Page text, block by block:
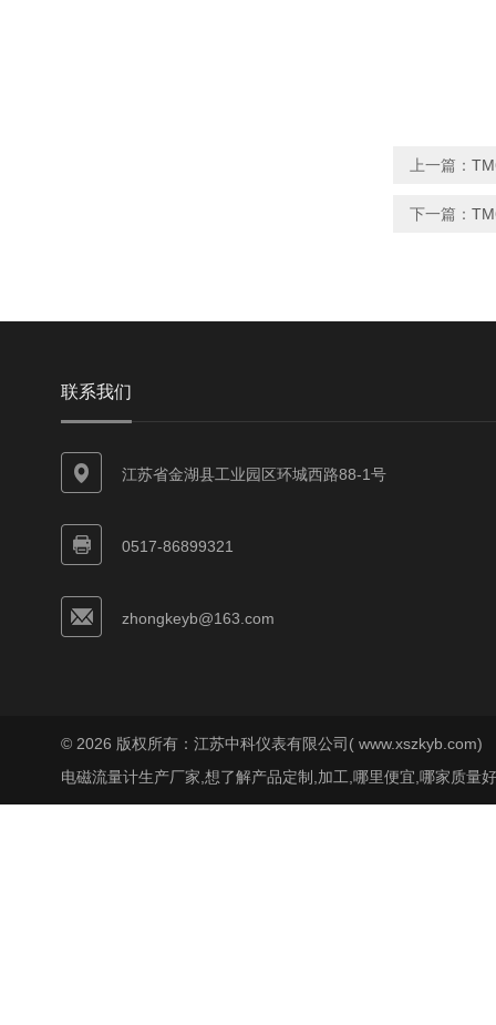
上一篇：
下一篇：
联系我们
江苏省金湖县工业园区环城西路88-1号
0517-86899321
zhongkeyb@163.com
© 2026 版权所有：江苏中科仪表有限公司( www.xszkyb.com)
电磁流量计生产厂家,想了解产品定制,加工,哪里便宜,哪家质量